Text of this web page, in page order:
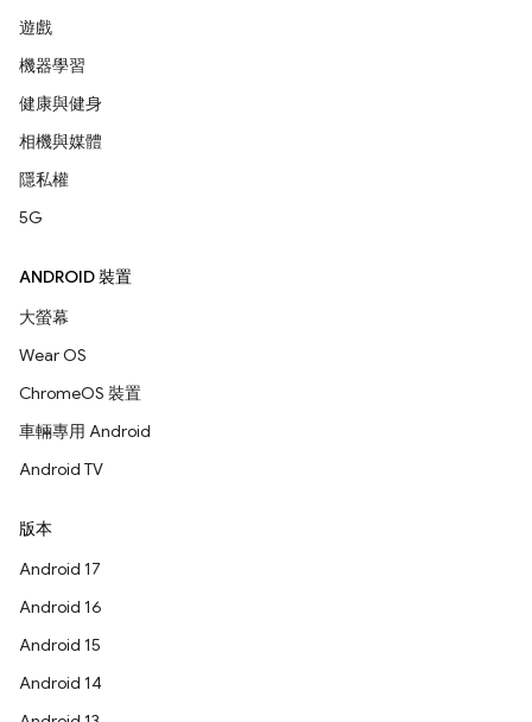
遊戲
機器學習
健康與健身
相機與媒體
隱私權
5G
ANDROID 裝置
大螢幕
Wear OS
ChromeOS 裝置
車輛專用 Android
Android TV
版本
Android 17
Android 16
Android 15
Android 14